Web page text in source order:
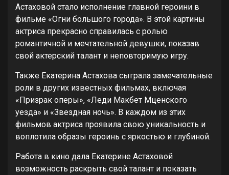
Астаховой стало исполнение главной героини в
фильме «Огни большого города». В этой картины
актриса прекрасно справилась с ролью
романтичной и мечтательной девушки, показав
свой актерский талант и неповторимую игру.
Также Екатерина Астахова сыграла замечательные
роли в других известных фильмах, включая
«Призрак оперы», «Леди Макбет Мценского
уезда» и «Звездная ночь». В каждом из этих
фильмов актриса проявила свою уникальность и
воплотила образы героинь с яркостью и глубиной.
Работа в кино дала Екатерине Астаховой
возможность раскрыть свой талант и показать